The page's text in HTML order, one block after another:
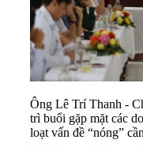
Ông Lê Trí Thanh -
trì buổi gặp mặt các
loạt vấn đề “nóng”